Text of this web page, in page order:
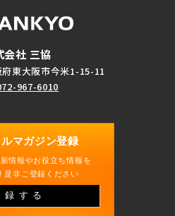
会社 三協
東大阪市今米1-15-11
967-6010
ルマガジン登録
情報やお役立ち情報を
是非ご登録ください
録する